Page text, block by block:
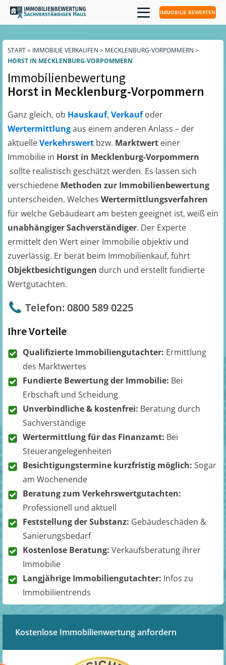
IMMOBILIE BEWERTEN
START> IMMOBILIE VERKAUFEN > MECKLENBURG-VORPOMMERN >
HORST IN MECKLENBURG-VORPOMMERN
Immobilienbewertung
Horst in Mecklenburg-Vorpommern
Ganz gleich, ob Hauskauf, Verkaufoder
Wertermittlungaus einem anderen Anlass – der
aktuelleVerkehrswert bzw. Marktwert einer
Immobilie in Horst in Mecklenburg-Vorpommern
sollte realistisch geschätzt werden. Es lassen sich
verschiedene Methoden zur Immobilienbewertung
unterscheiden. Welches Wertermittlungsverfahren
für welche Gebäudeart am besten geeignet ist, weiß ein
unabhängiger Sachverständiger. Der Experte
ermittelt den Wert einer Immobilie objektiv und
zuverlässig. Er berät beim Immobilienkauf, führt
Objektbesichtigungen durch und erstellt fundierte
Wertgutachten.
Telefon: 0800 589 0225
Ihre Vorteile
Qualifizierte Immobiliengutachter: Ermittlung
des Marktwertes
Fundierte Bewertung der Immobilie: Bei
Erbschaft und Scheidung
Unverbindliche & kostenfrei: Beratung durch
Sachverständige
Wertermittlung für das Finanzamt: Bei
Steuerangelegenheiten
Besichtigungstermine kurzfristig möglich: Sogar
am Wochenende
Beratung zum Verkehrswertgutachten:
Professionell und aktuell
Feststellung der Substanz: Gebäudeschäden &
Sanierungsbedarf
Kostenlose Beratung: Verkaufsberatung ihrer
Immobilie
Langjährige Immobiliengutachter: Infos zu
Immobilientrends
Kostenlose Immobilienwertung anfordern